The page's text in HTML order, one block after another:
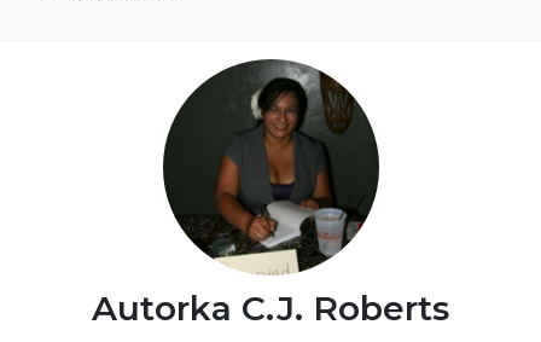
Autorka C.J. Roberts